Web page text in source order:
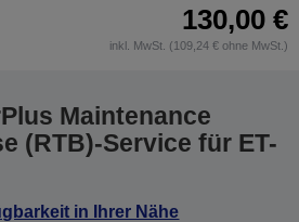
130,00 €
inkl. MwSt. (109,24 € ohne MwSt.)
Maintenance
(RTB)-Service für ET-
in Ihrer Nähe